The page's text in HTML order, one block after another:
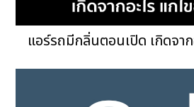
แอร์รถมีกลิ่นตอนเปิด เกิดจาก